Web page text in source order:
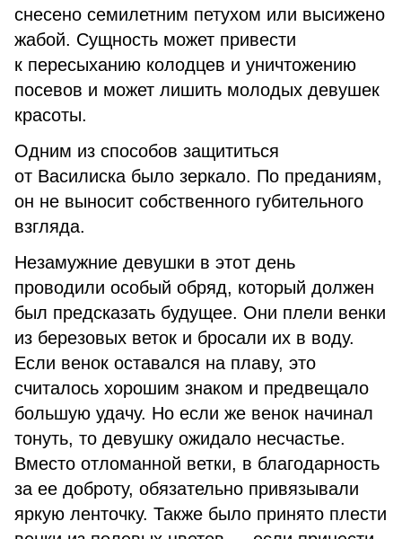
снесено семилетним петухом или высижено
жабой. Сущность может привести
к пересыханию колодцев и уничтожению
посевов и может лишить молодых девушек
красоты.
Одним из способов защититься
от Василиска было зеркало. По преданиям,
он не выносит собственного губительного
взгляда.
Незамужние девушки в этот день
проводили особый обряд, который должен
был предсказать будущее. Они плели венки
из березовых веток и бросали их в воду.
Если венок оставался на плаву, это
считалось хорошим знаком и предвещало
большую удачу. Но если же венок начинал
тонуть, то девушку ожидало несчастье.
Вместо отломанной ветки, в благодарность
за ее доброту, обязательно привязывали
яркую ленточку. Также было принято плести